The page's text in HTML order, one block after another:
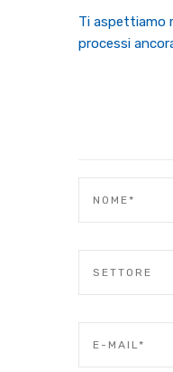
Ti aspettiamo
processi